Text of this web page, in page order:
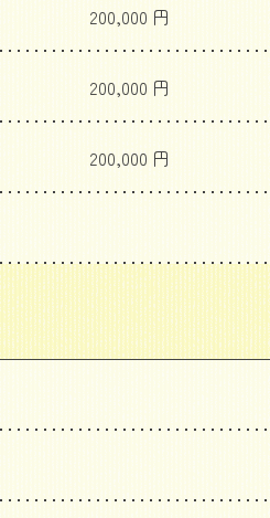
200,000 円
200,000 円
200,000 円